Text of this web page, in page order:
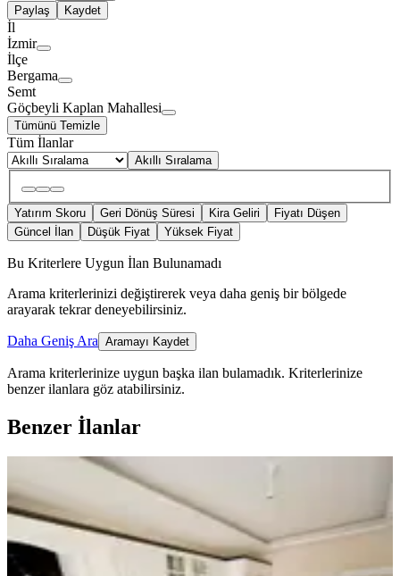
Paylaş
Kaydet
İl
İzmir
İlçe
Bergama
Semt
Göçbeyli Kaplan Mahallesi
Tümünü Temizle
Tüm İlanlar
Akıllı Sıralama
Yatırım Skoru Geri Dönüş Süresi Kira Geliri
Fiyatı Düşen
Güncel İlan
Düşük Fiyat Yüksek Fiyat
Bu Kriterlere Uygun İlan Bulunamadı
Arama kriterlerinizi değiştirerek veya daha geniş bir bölgede
arayarak tekrar deneyebilirsiniz.
Daha Geniş Ara Aramayı Kaydet
Arama kriterlerinize uygun başka ilan bulamadık. Kriterlerinize
benzer ilanlara göz atabilirsiniz.
Benzer İlanlar
ÖNE ÇIKAN
Mega Gayrimenkulden Fatih Mah
Satılık 3+1 Sıfır Daire
Bergama, Fatih Mahallesi
130 m² ·2. Kat 05.08.2026